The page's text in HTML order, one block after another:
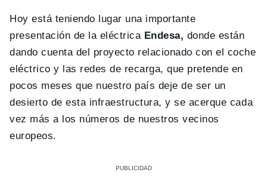
Hoy está teniendo lugar una importante
presentación de la eléctrica Endesa, donde están
dando cuenta del proyecto relacionado con el coche
eléctrico y las redes de recarga, que pretende en
pocos meses que nuestro país deje de ser un
desierto de esta infraestructura, y se acerque cada
vez más a los números de nuestros vecinos
europeos.